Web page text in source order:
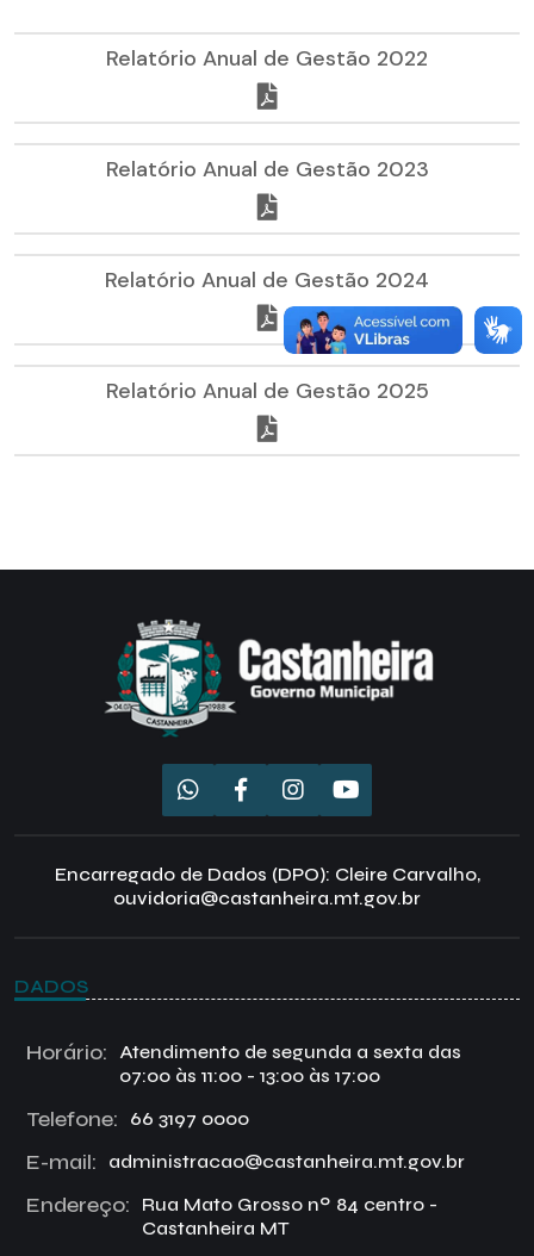
Relatório Anual de Gestão 2022
Relatório Anual de Gestão 2023
Relatório Anual de Gestão 2024
Relatório Anual de Gestão 2025
Encarregado de Dados (DPO): Cleire Carvalho,
ouvidoria@castanheira.mt.gov.br
DADOS
Horário:
Atendimento de segunda a sexta das
07:00 às 11:00 - 13:00 às 17:00
Telefone: 66 3197 0000
E-mail: administracao@castanheira.mt.gov.br
Endereço:
Rua Mato Grosso nº 84 centro -
Castanheira MT